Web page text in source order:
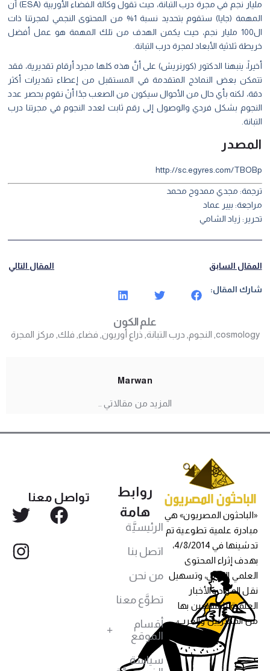
مليار نجم في مجرة درب التبانة، حيث تقول وكالة الفضاء الأوربية (ESA) أن
المهمة (جايا) ستقوم بتحديد نسبة 1% من المحتوى النجمي لمجرتنا ذات
ال100 مليار نجم، حيث يكمن الهدف من تلك المهمة هو عمل أفضل
خريطة ثلاثية الأبعاد لمجرة درب التبانة.
أخيراً، ينبهنا الدكتور (كورنريش) على أنَّ هذه كلها مجرد أرقام تقديرية، فقد
تتمكن بعض النماذج المتقدمة في المستقبل من إعطاء تقديرات أكثر
دقة، لكنه بأي حال من الأحوال سيكون من الصعب جدًا أنْ نقوم بحصر عدد
النجوم بشكل فردي والوصول إلى رقم ثابت لعدد النجوم في مجرتنا درب
التبانة.
المصدر
http://sc.egyres.com/TBOBp
ترجمة: مجدي ممدوح محمد
مراجعة: بيير عماد
تحرير: زياد الشامي
المقال السابق المقال التالي
شارك المقال:
علم الكون
cosmology النجوم درب التبانة ذراع أوريون فضاء فلك مركز المجرة
Marwan
المزيد من مقالاتي ..
«الباحثون المصريون» هي
مبادرة علمية تطوعية تم
تدشينها في 4/8/2014،
بهدف إثراء المحتوى
العلمي العربي، وتسهيل
نقل المواد والأخبار
العلمية للمهتمين بها
من المصريين والعرب،
روابط
هامة
الرئيسيَّة
اتصل بنا
من نحن
تطوَّع معنا
أقسام
الموقع
سياسة
تواصل معنا